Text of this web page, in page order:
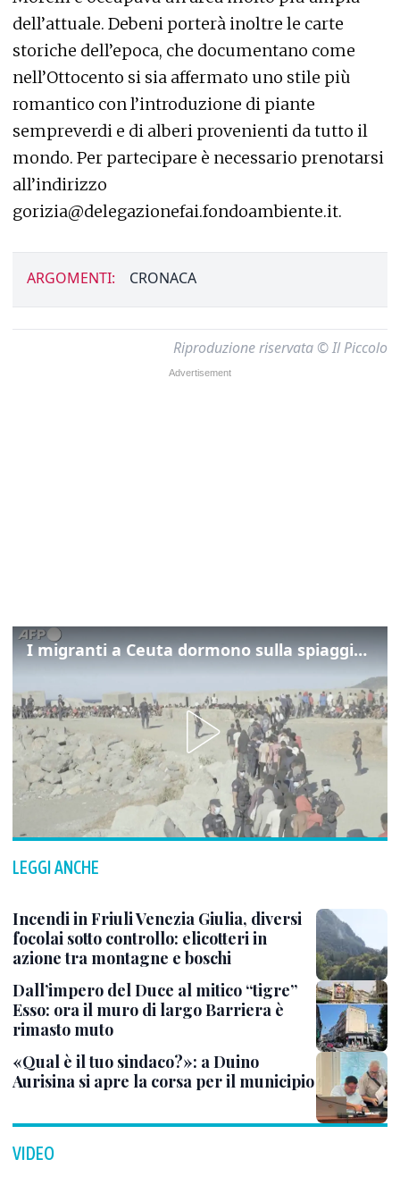
dell’attuale. Debeni porterà inoltre le carte
storiche dell’epoca, che documentano come
nell’Ottocento si sia affermato uno stile più
romantico con l’introduzione di piante
sempreverdi e di alberi provenienti da tutto il
mondo. Per partecipare è necessario prenotarsi
all’indirizzo
gorizia@delegazionefai.fondoambiente.it.
ARGOMENTI: CRONACA
Riproduzione riservata © Il Piccolo
I migranti a Ceuta dormono sulla spiaggia: "Vogliamo entrare in Europa"
LEGGI ANCHE
Incendi in Friuli Venezia Giulia, diversi
focolai sotto controllo: elicotteri in
azione tra montagne e boschi
Dall’impero del Duce al mitico “tigre”
Esso: ora il muro di largo Barriera è
rimasto muto
«Qual è il tuo sindaco?»: a Duino
Aurisina si apre la corsa per il municipio
VIDEO